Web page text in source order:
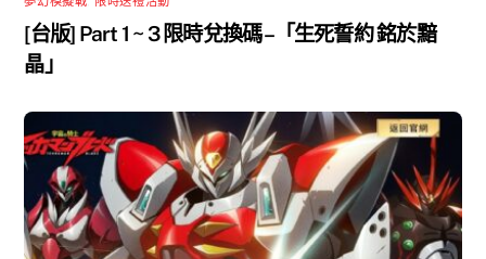
[台版] Part 1 ~ 3 限時兌換碼 –「生死誓約 銘於黯
晶」